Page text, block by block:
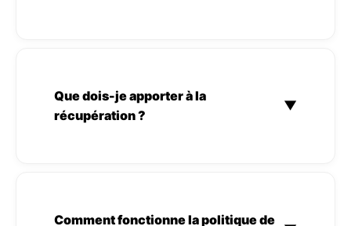
Que dois-je apporter à la
récupération ?
▼
Comment fonctionne la politique de